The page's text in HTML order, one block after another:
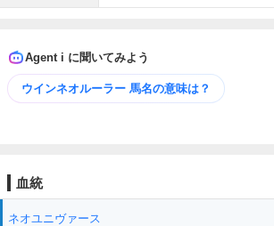
Agent i に聞いてみよう
ウインネオルーラー 馬名の意味は？
血統
ネオユニヴァース